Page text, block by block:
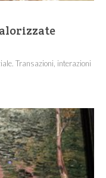
Transazioni, interazioni